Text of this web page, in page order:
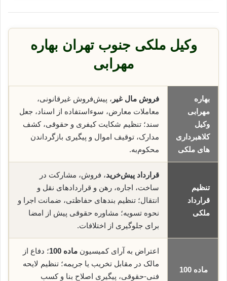
وکیل ملکی جنوب تهران بهاره
مهرابی
بهاره
مهرابی
وکیل
کلاهبرداری
های ملکی
فروش مال غیر ، پیش‌فروش غیرقانونی،
معاملات معارض، سوء‌استفاده از اسناد، جعل
سند؛ تنظیم شکایت کیفری و حقوقی، کشف
مدارک، توقیف اموال و پیگیری بازگرداندن
محکوم‌به.
تنظیم
قرارداد
ملکی
قرارداد پیش‌خرید، فروش، مشارکت در
ساخت، اجاره، رهن و قراردادهای نقل و
انتقال؛ تنظیم بندهای حفاظتی، ضمانت اجرا و
نحوه تسویه؛ مشاوره حقوقی پیش از امضا
برای جلوگیری از اختلافات.
ماده 100
اعتراض به آرای کمیسیون ماده 100
؛ دفاع از
مالک در مقابل تخریب یا جریمه؛ تنظیم لایحه
فنی-حقوقی، پیگیری اصلاح بنا و کسب